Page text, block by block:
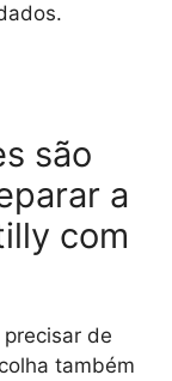
são
a
com
de
também